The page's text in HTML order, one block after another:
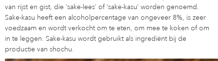
van rijst en gist, die ‘sake-lees’ of ‘sake-kasu’ worden genoemd.
Sake-kasu heeft een alcoholpercentage van ongeveer 8%, is zeer
voedzaam en wordt verkocht om te eten, om mee te koken of om
in te leggen. Sake-kasu wordt gebruikt als ingrediënt bij de
productie van shochu.